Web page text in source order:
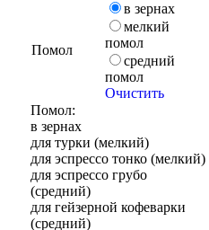
Помол
в зернах
мелкий
помол
средний
помол
Очистить
Помол:
в зернах
для турки (мелкий)
для эспрессо тонко (мелкий)
для эспрессо грубо
(средний)
для гейзерной кофеварки
(средний)